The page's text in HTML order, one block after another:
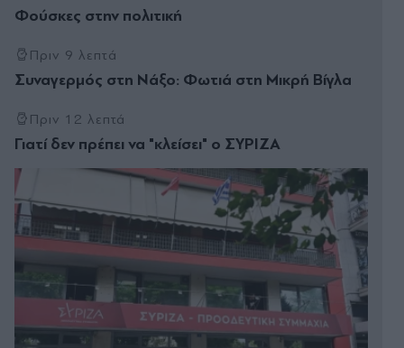
Φούσκες στην πολιτική
Πριν 9 λεπτά
Συναγερμός στη Νάξο: Φωτιά στη Μικρή Βίγλα
Πριν 12 λεπτά
Γιατί δεν πρέπει να "κλείσει" ο ΣΥΡΙΖΑ